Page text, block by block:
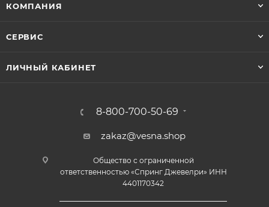
КОМПАНИЯ
СЕРВИС
ЛИЧНЫЙ КАБИНЕТ
8-800-700-50-69
zakaz@vesna.shop
Общество с ограниченной
ответственностью «Спринг Джевелри» ИНН
4401170342